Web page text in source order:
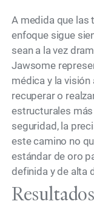
A medida que las
enfoque sigue
sean a la vez
Jawsome
médica y la
recuperar o
estructurales
seguridad, la
este camino no
estándar de oro
definida y de alta